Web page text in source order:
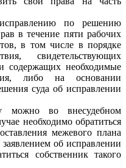
по решению
в течение пяти рабочих
в том числе в порядке
свидетельствующих
содержащих необходимые
либо на основании
суда об исправлении
можно во внесудебном
необходимо обратиться
межевого плана
об исправлении
собственник такого